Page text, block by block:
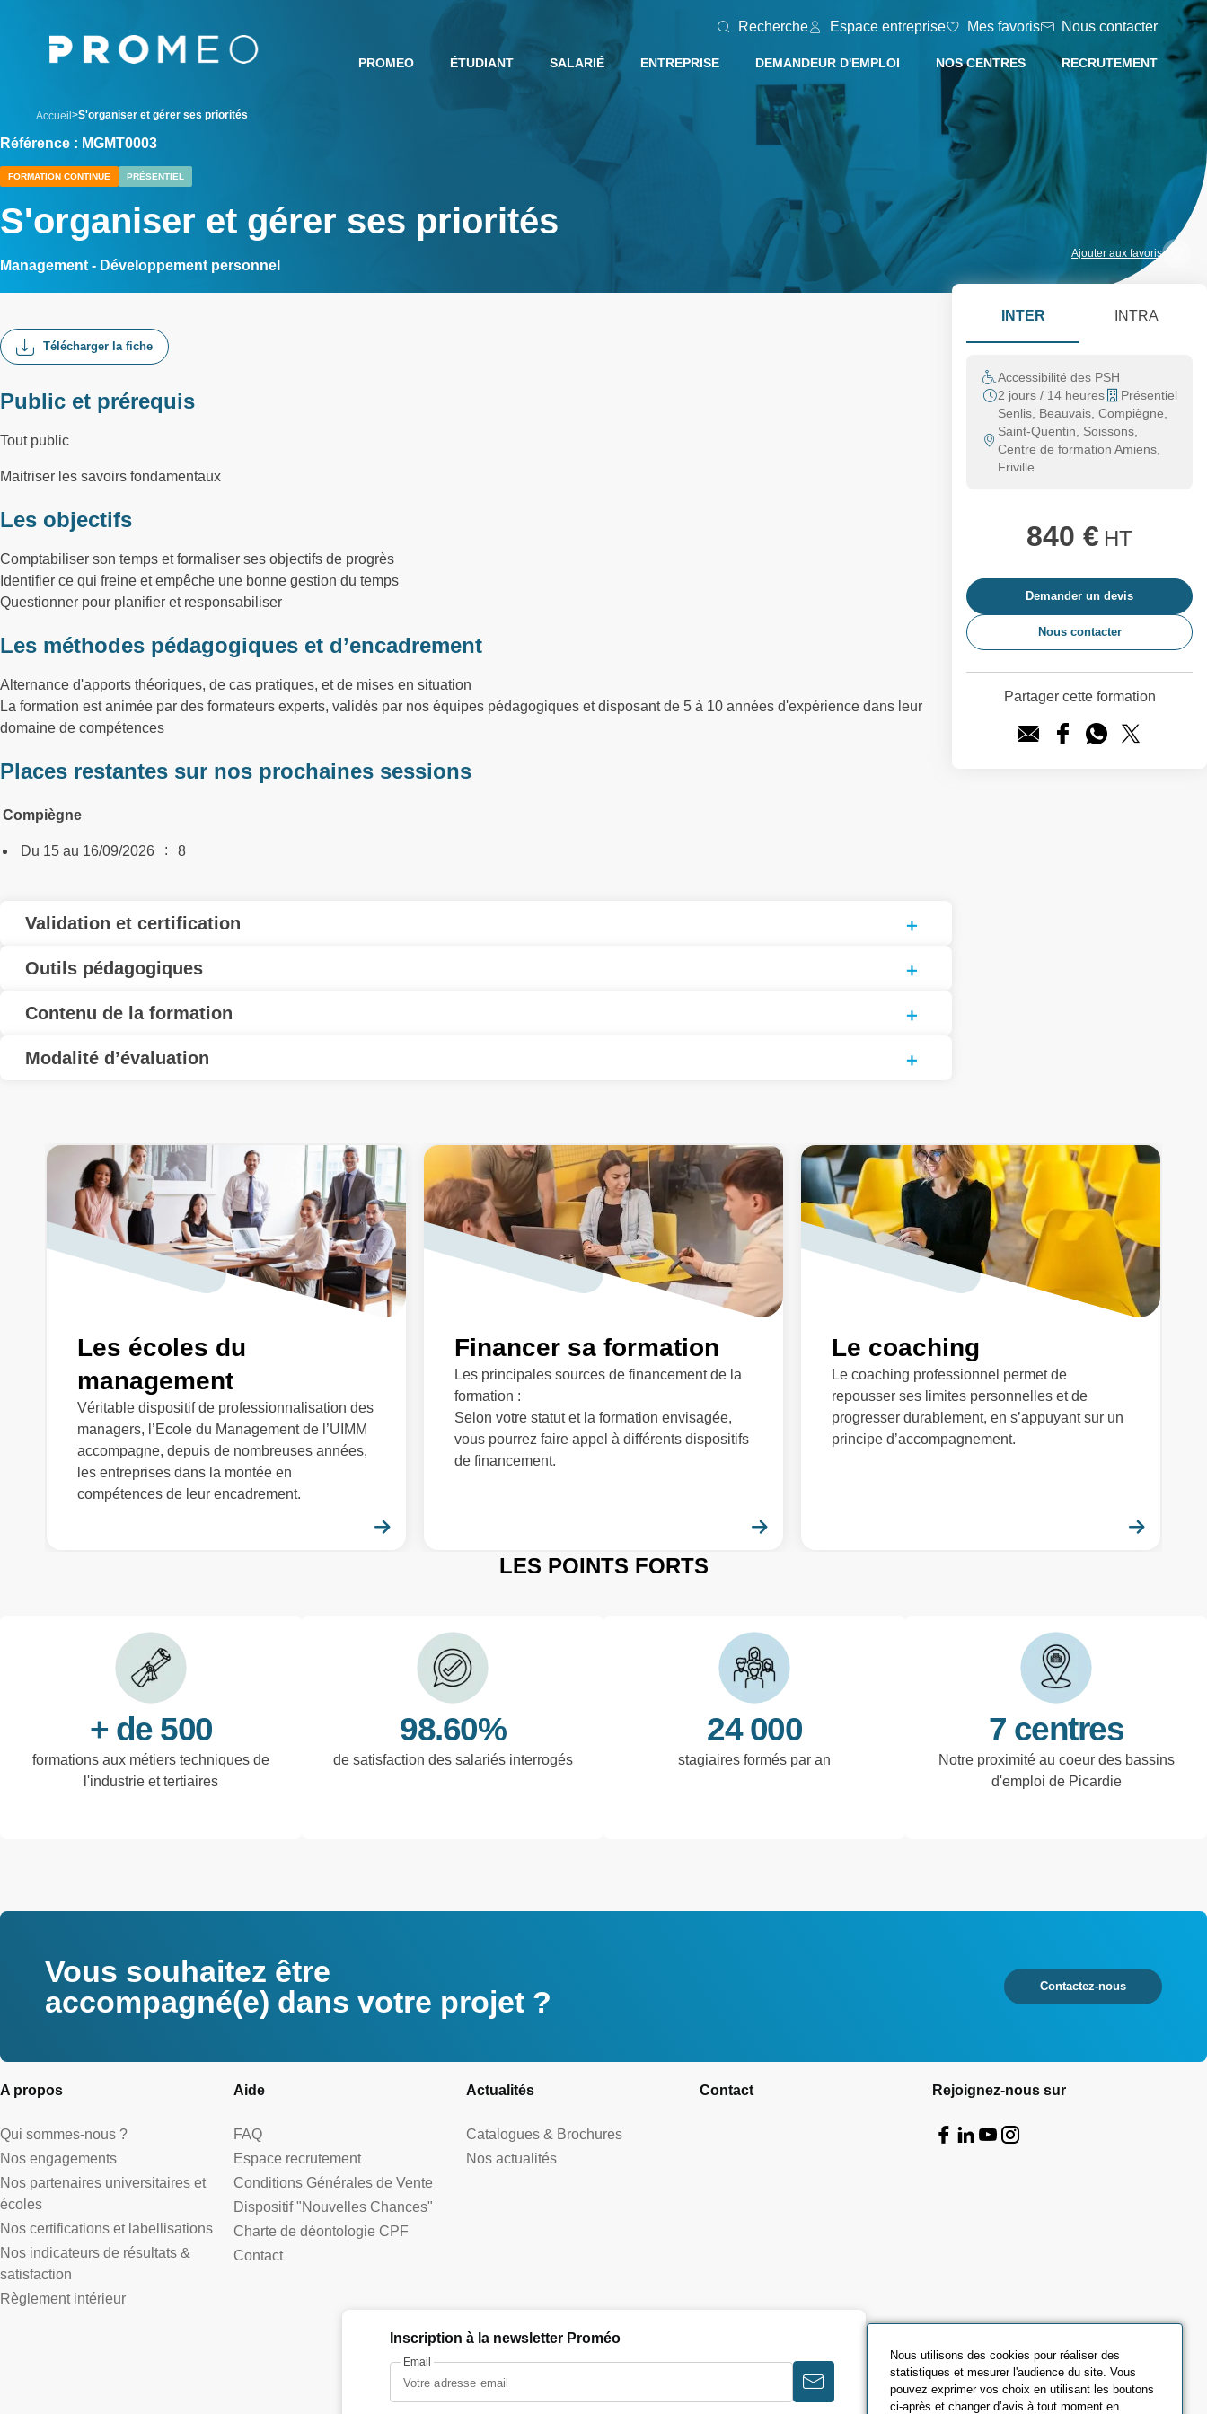
Recherche Espace entreprise Mes favoris Nous contacter
PROMEO ÉTUDIANT SALARIÉ ENTREPRISE DEMANDEUR D'EMPLOI NOS CENTRES RECRUTEMENT
Accueil S'organiser et gérer ses priorités
Référence : MGMT0003
FORMATION CONTINUE PRÉSENTIEL
S'organiser et gérer ses priorités
Management - Développement personnel
Ajouter aux favoris
Télécharger la fiche
Public et prérequis
Tout public
Maitriser les savoirs fondamentaux
Les objectifs
Comptabiliser son temps et formaliser ses objectifs de progrès
Identifier ce qui freine et empêche une bonne gestion du temps
Questionner pour planifier et responsabiliser
Les méthodes pédagogiques et d’encadrement
Alternance d'apports théoriques, de cas pratiques, et de mises en situation
La formation est animée par des formateurs experts, validés par nos équipes pédagogiques et disposant de 5 à 10 années d'expérience dans leur
domaine de compétences
Places restantes sur nos prochaines sessions
Compiègne
Du 15 au 16/09/2026 : 8
Validation et certification
Outils pédagogiques
Contenu de la formation
Modalité d’évaluation
INTER INTRA
Accessibilité des PSH
2 jours / 14 heures
Présentiel
Senlis, Beauvais, Compiègne,
Saint-Quentin, Soissons,
Centre de formation Amiens,
Friville
840 € HT
Demander un devis
Nous contacter
Partager cette formation
Les écoles du
management
Véritable dispositif de professionnalisation des
managers, l’Ecole du Management de l’UIMM
accompagne, depuis de nombreuses années,
les entreprises dans la montée en
compétences de leur encadrement.
Financer sa formation
Les principales sources de financement de la
formation :
Selon votre statut et la formation envisagée,
vous pourrez faire appel à différents dispositifs
de financement.
Le coaching
Le coaching professionnel permet de
repousser ses limites personnelles et de
progresser durablement, en s’appuyant sur un
principe d’accompagnement.
LES POINTS FORTS
+ de 500
formations aux métiers techniques de
l'industrie et tertiaires
98.60%
de satisfaction des salariés interrogés
24 000
stagiaires formés par an
7 centres
Notre proximité au coeur des bassins
d'emploi de Picardie
Vous souhaitez être
accompagné(e) dans votre projet ?
Contactez-nous
A propos
Qui sommes-nous ?
Nos engagements
Nos partenaires universitaires et
écoles
Nos certifications et labellisations
Nos indicateurs de résultats &
satisfaction
Règlement intérieur
Aide
FAQ
Espace recrutement
Conditions Générales de Vente
Dispositif "Nouvelles Chances"
Charte de déontologie CPF
Contact
Actualités
Catalogues & Brochures
Nos actualités
Contact Rejoignez-nous sur
Inscription à la newsletter Proméo
Email
Nous utilisons des cookies pour réaliser des
statistiques et mesurer l'audience du site. Vous
pouvez exprimer vos choix en utilisant les boutons
ci-après et changer d’avis à tout moment en